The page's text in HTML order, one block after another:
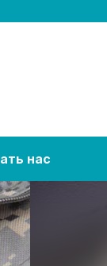
нас